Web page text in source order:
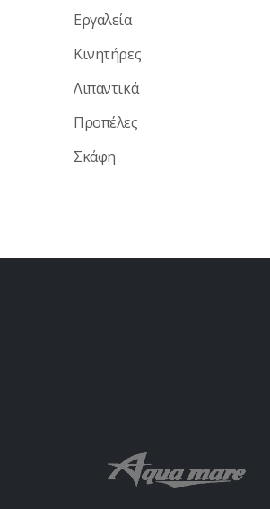
Εργαλεία
Κινητήρες
Λιπαντικά
Προπέλες
Σκάφη